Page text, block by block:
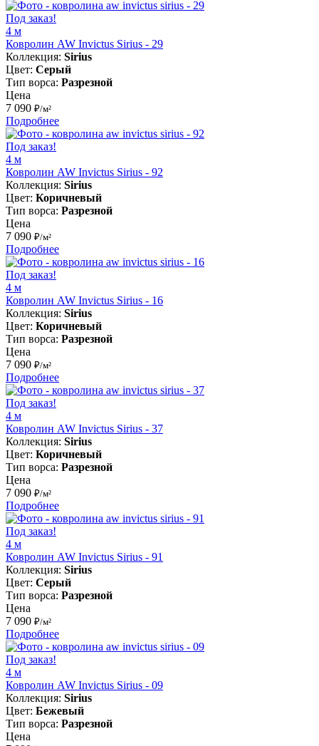
Под заказ!
4 м
Ковролин AW Invictus Sirius - 29
Коллекция: Sirius
Цвет: Серый
Тип ворса: Разрезной
Цена
7 090 ₽/м²
Подробнее
Под заказ!
4 м
Ковролин AW Invictus Sirius - 92
Коллекция: Sirius
Цвет: Коричневый
Тип ворса: Разрезной
Цена
7 090 ₽/м²
Подробнее
Под заказ!
4 м
Ковролин AW Invictus Sirius - 16
Коллекция: Sirius
Цвет: Коричневый
Тип ворса: Разрезной
Цена
7 090 ₽/м²
Подробнее
Под заказ!
4 м
Ковролин AW Invictus Sirius - 37
Коллекция: Sirius
Цвет: Коричневый
Тип ворса: Разрезной
Цена
7 090 ₽/м²
Подробнее
Под заказ!
4 м
Ковролин AW Invictus Sirius - 91
Коллекция: Sirius
Цвет: Серый
Тип ворса: Разрезной
Цена
7 090 ₽/м²
Подробнее
Под заказ!
4 м
Ковролин AW Invictus Sirius - 09
Коллекция: Sirius
Цвет: Бежевый
Тип ворса: Разрезной
Цена